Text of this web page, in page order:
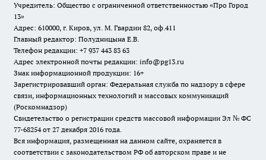
Учредитель: Общество с ограниченной ответственностью «Про Город
13»
Адрес: 610000, г. Киров, ул. М. Гвардии 82, оф.411
Главный редактор: Полудницына Е.В.
Телефон редакции: +7 937 443 83 63
Адрес электронной почты редакции: info@pg13.ru
Знак информационной продукции: 16+
Зарегистрировавший орган: Федеральная служба по надзору в сфере
связи, информационных технологий и массовых коммуникаций
(Роскомнадзор)
Свидетельство о регистрации средств массовой информации Эл № ФС
77-68254 от 27 декабря 2016 года.
Вся информация, размещенная на данном сайте, охраняется в
соответствии с законодательством РФ об авторском праве и не